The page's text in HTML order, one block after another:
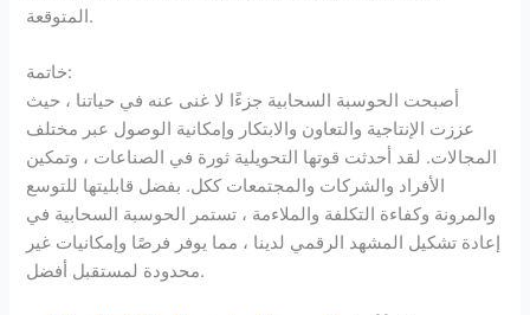
المتوقعة.
خاتمة:
أصبحت الحوسبة السحابية جزءًا لا غنى عنه في حياتنا ، حيث
عززت الإنتاجية والتعاون والابتكار وإمكانية الوصول عبر مختلف
المجالات. لقد أحدثت قوتها التحويلية ثورة في الصناعات ، وتمكين
الأفراد والشركات والمجتمعات ككل. بفضل قابليتها للتوسع
والمرونة وكفاءة التكلفة والملاءمة ، تستمر الحوسبة السحابية في
إعادة تشكيل المشهد الرقمي لدينا ، مما يوفر فرصًا وإمكانيات غير
محدودة لمستقبل أفضل.